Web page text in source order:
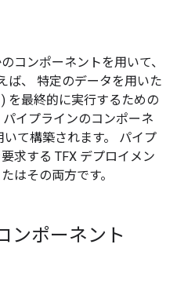
コンポーネントを用いて、
ば、 特定のデータを用いた
を最終的に実行するための
イプラインのコンポーネ
て構築されます。 パイプ
求する TFX デプロイメン
はその両方です。
ンポーネント